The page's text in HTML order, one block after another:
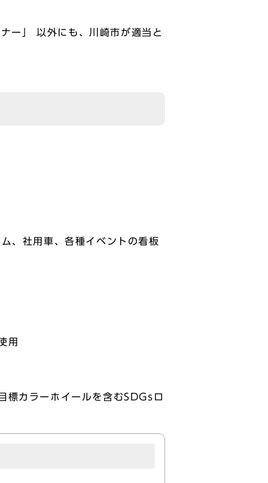
ー」 以外にも、川崎市が適当と
、社用車、各種イベントの看板
用
標カラーホイールを含むSDGsロ